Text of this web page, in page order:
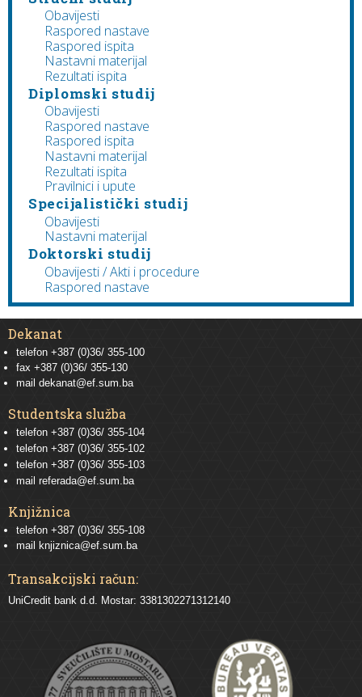
Obavijesti
Raspored nastave
Raspored ispita
Nastavni materijal
Rezultati ispita
Diplomski studij
Obavijesti
Raspored nastave
Raspored ispita
Nastavni materijal
Rezultati ispita
Pravilnici i upute
Specijalistički studij
Obavijesti
Nastavni materijal
Doktorski studij
Obavijesti / Akti i procedure
Raspored nastave
Dekanat
telefon +387 (0)36/ 355-100
fax +387 (0)36/ 355-130
mail dekanat@ef.sum.ba
Studentska služba
telefon +387 (0)36/ 355-104
telefon +387 (0)36/ 355-102
telefon +387 (0)36/ 355-103
mail referada@ef.sum.ba
Knjižnica
telefon +387 (0)36/ 355-108
mail knjiznica@ef.sum.ba
Transakcijski račun:
UniCredit bank d.d. Mostar: 3381302271312140